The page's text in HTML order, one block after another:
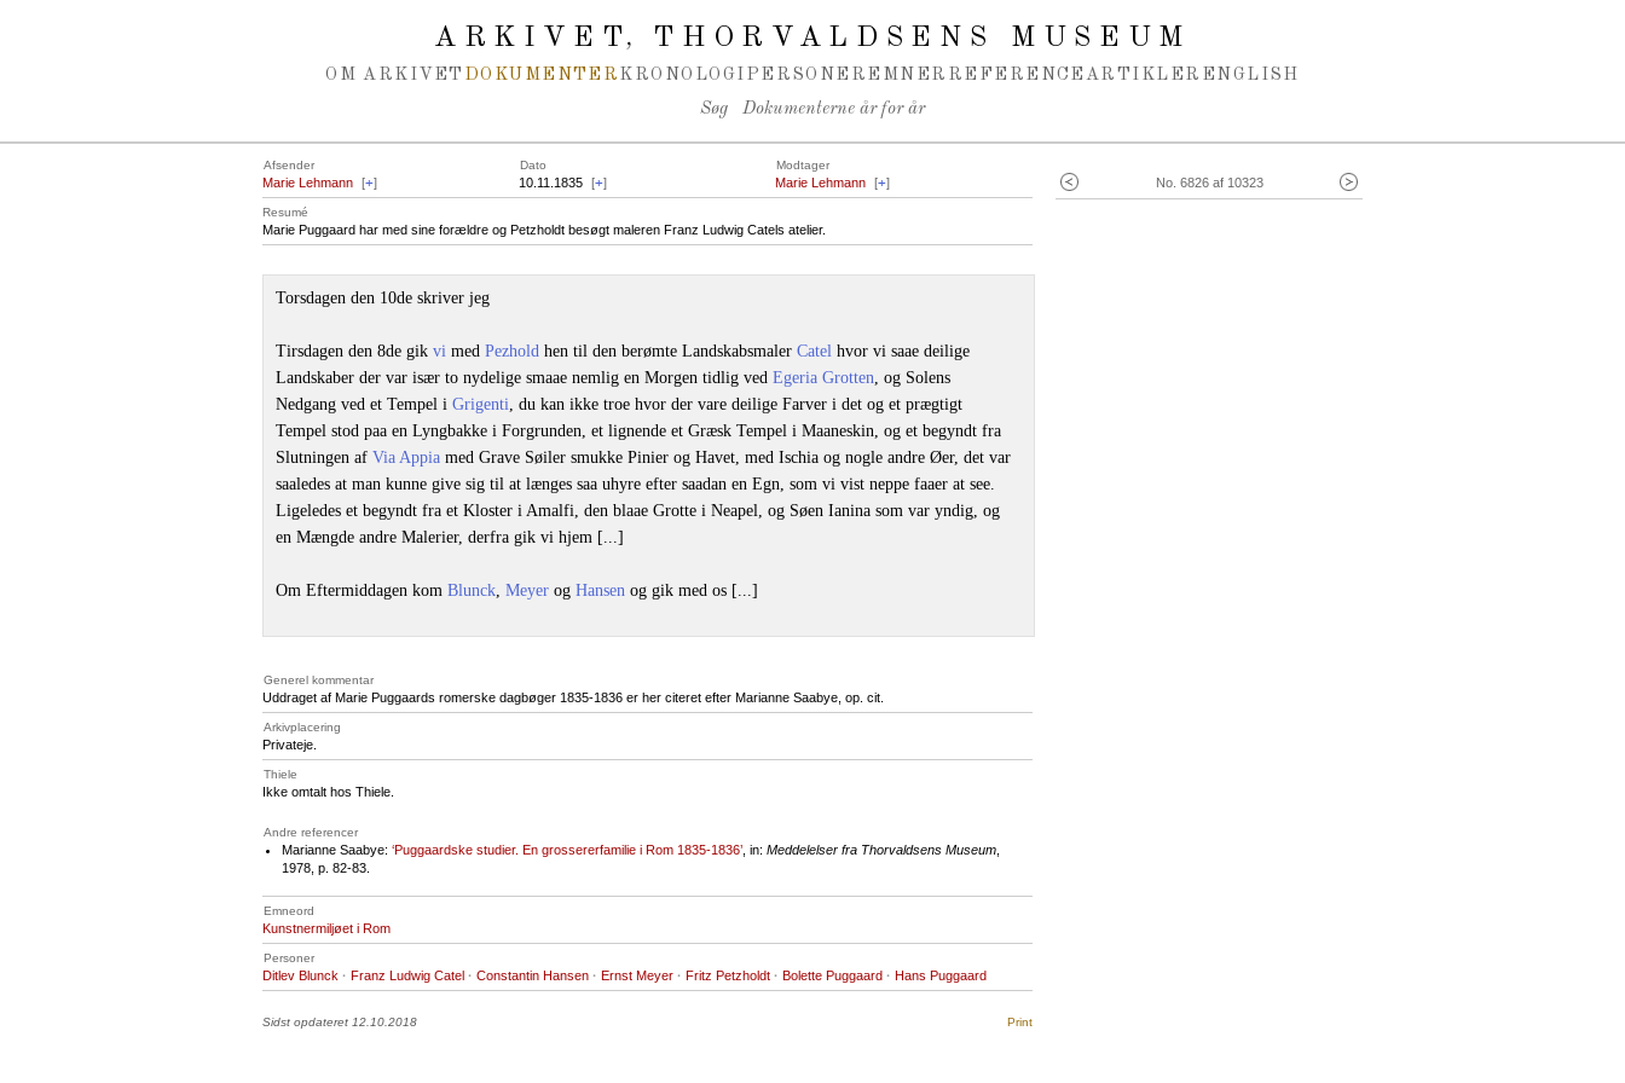
ARKIVET, THORVALDSENS MUSEUM
OM ARKIVET DOKUMENTER KRONOLOGI PERSONER EMNER REFERENCEARTIKLER ENGLISH
Søg Dokumenterne år for år
No. 6826 af 10323
Afsender Dato Modtager
Marie Lehmann [+] 10.11.1835 [+] Marie Lehmann [+]
Resumé
Marie Puggaard har med sine forældre og Petzholdt besøgt maleren Franz Ludwig Catels atelier.
Torsdagen den 10de skriver jeg
Tirsdagen den 8de gik vi med Pezhold hen til den berømte Landskabsmaler Catel hvor vi saae deilige
Landskaber der var især to nydelige smaae nemlig en Morgen tidlig ved Egeria Grotten, og Solens
Nedgang ved et Tempel i Grigenti, du kan ikke troe hvor der vare deilige Farver i det og et prægtigt
Tempel stod paa en Lyngbakke i Forgrunden, et lignende et Græsk Tempel i Maaneskin, og et begyndt fra
Slutningen af Via Appia med Grave Søiler smukke Pinier og Havet, med Ischia og nogle andre Øer, det var
saaledes at man kunne give sig til at længes saa uhyre efter saadan en Egn, som vi vist neppe faaer at see.
Ligeledes et begyndt fra et Kloster i Amalfi, den blaae Grotte i Neapel, og Søen Ianina som var yndig, og
en Mængde andre Malerier, derfra gik vi hjem [...]
Om Eftermiddagen kom Blunck, Meyer og Hansen og gik med os [...]
Generel kommentar
Uddraget af Marie Puggaards romerske dagbøger 1835-1836 er her citeret efter Marianne Saabye, op. cit.
Arkivplacering
Privateje.
Thiele
Ikke omtalt hos Thiele.
Andre referencer
Marianne Saabye: ‘Puggaardske studier. En grossererfamilie i Rom 1835-1836’ , in: Meddelelser fra Thorvaldsens Museum
1978, p. 82-83.
Emneord
Kunstnermiljøet i Rom
Personer
Ditlev Blunck · Franz Ludwig Catel · Constantin Hansen · Ernst Meyer · Fritz Petzholdt · Bolette Puggaard · Hans Puggaard
Sidst opdateret 12.10.2018 Print